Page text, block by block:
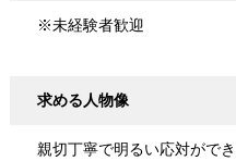
※未経験者歓迎
求める人物像
親切丁寧で明るい応対ができ